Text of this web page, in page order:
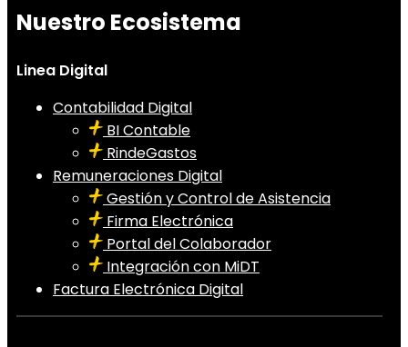
Nuestro Ecosistema
Linea Digital
Contabilidad Digital
BI Contable
RindeGastos
Remuneraciones Digital
Gestión y Control de Asistencia
Firma Electrónica
Portal del Colaborador
Integración con MiDT
Factura Electrónica Digital